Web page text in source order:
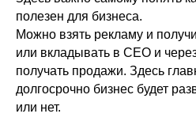
полезен для бизнеса.
Можно взять рекламу и
или вкладывать в СЕО и
получать продажи. Здесь
долгосрочно бизнес будет
или нет.